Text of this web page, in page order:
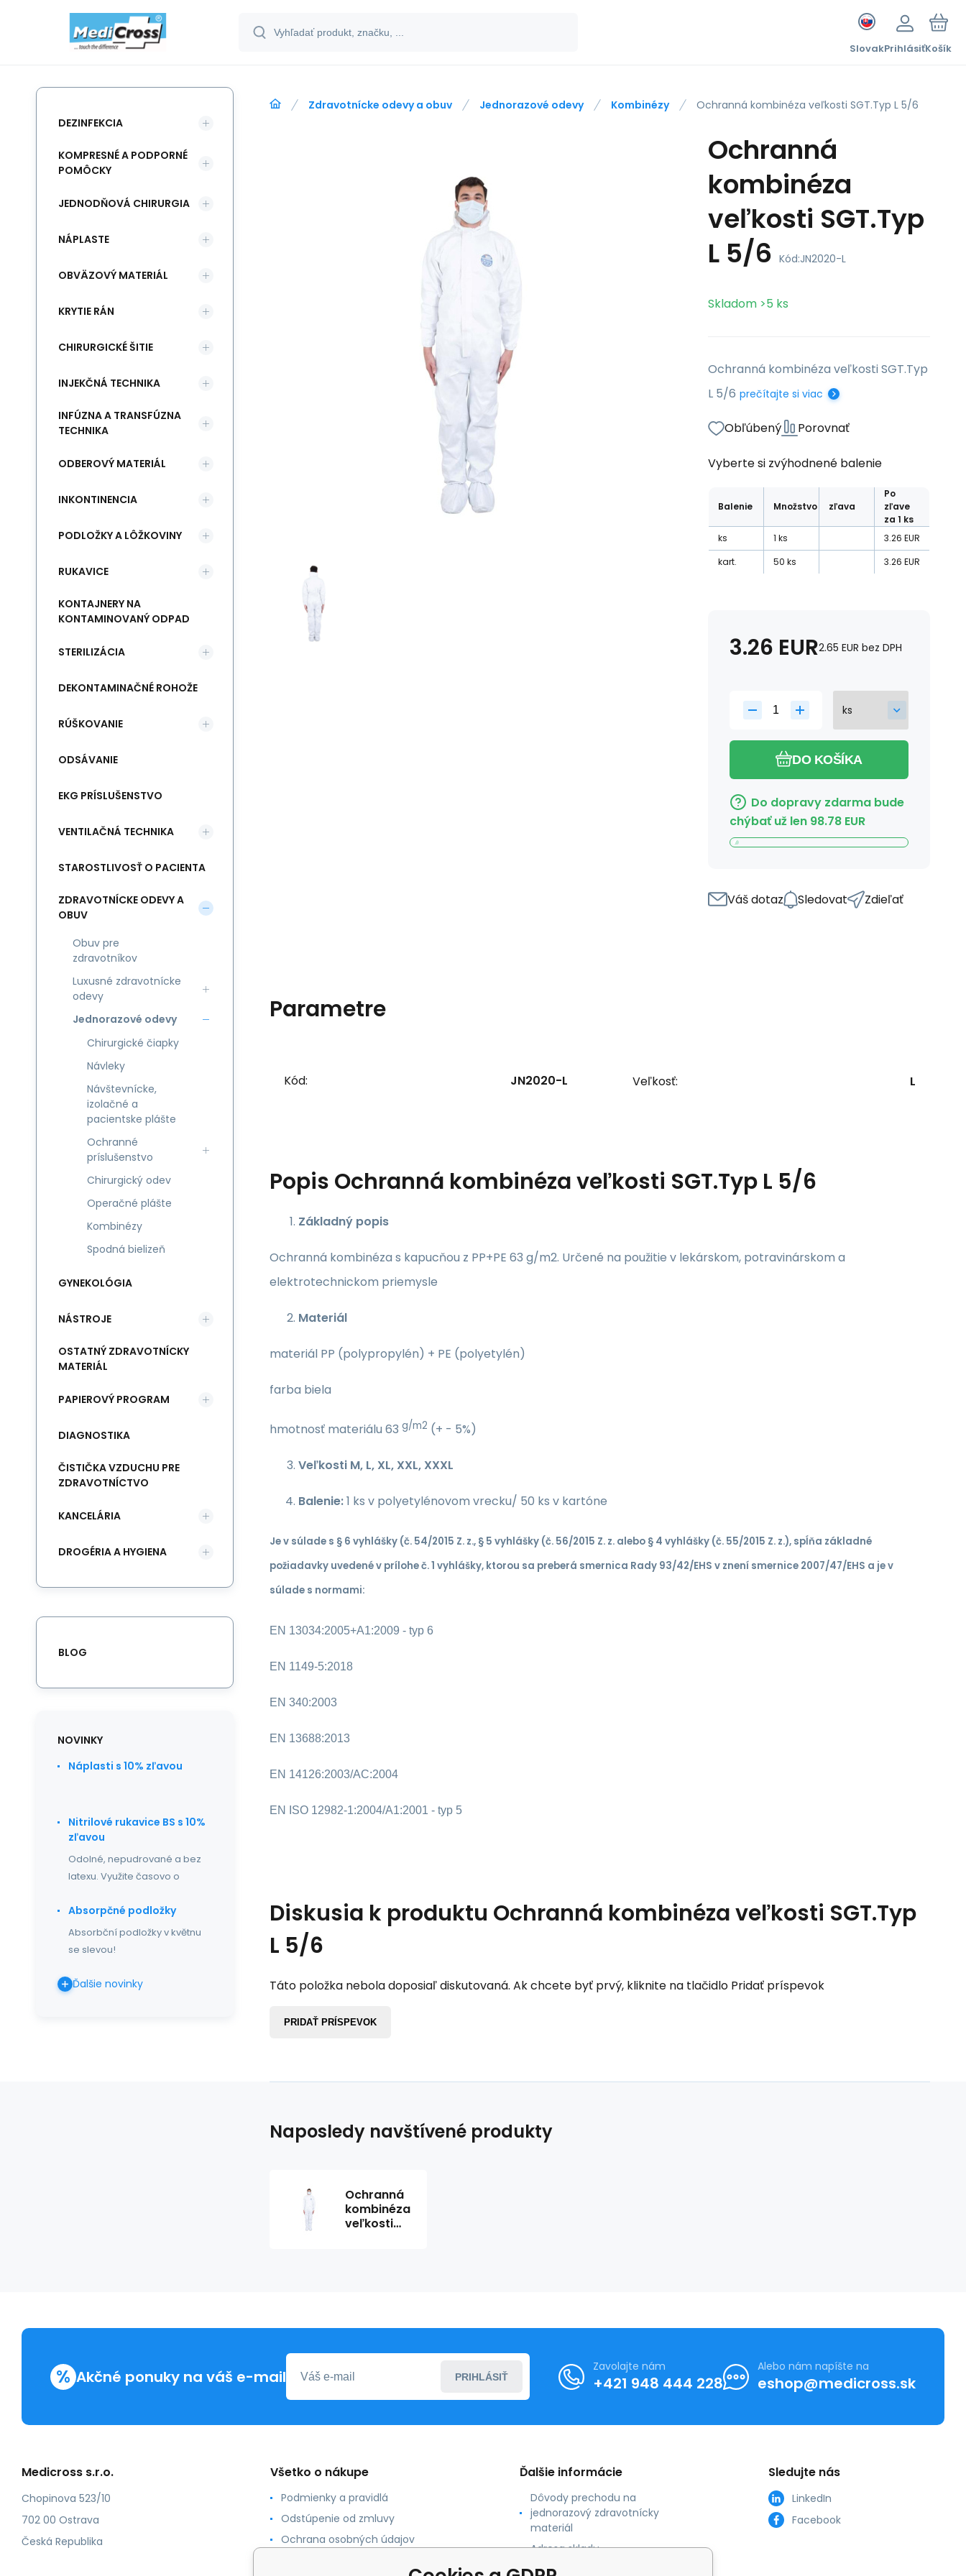
SlovakPrihlásiťKošík
Zdravotnícke odevy a obuv Jednorazové odevy Kombinézy Ochranná kombinéza veľkosti SGT.Typ L 5/6
Ochranná
kombinéza
veľkosti SGT.Typ
L 5/6 Kód:JN2020-L
Skladom >5 ks
Ochranná kombinéza veľkosti SGT.Typ
L 5/6 prečítajte si viac
Obľúbený Porovnať
Vyberte si zvýhodnené balenie
Balenie Množstvo zľava
Po
zľave
za 1 ks
ks
1 ks 3.26 EUR
kart.
50 ks 3.26 EUR
3.26 EUR2.65 EUR bez DPH
DO KOŠÍKA
Do dopravy zdarma bude
chýbať už len 98.78 EUR
Váš dotaz Sledovat Zdieľať
Parametre
Kód: JN2020-L Veľkosť: L
Popis Ochranná kombinéza veľkosti SGT.Typ L 5/6
Základný popis
Ochranná kombinéza s kapucňou z PP+PE 63 g/m2. Určené na použitie v lekárskom, potravinárskom a
elektrotechnickom priemysle
Materiál
materiál PP (polypropylén) + PE (polyetylén)
farba biela
hmotnosť materiálu 63 g/m2 (+ - 5%)
Veľkosti M, L, XL, XXL, XXXL
Balenie:1 ks v polyetylénovom vrecku/ 50 ks v kartóne
Je v súlade s § 6 vyhlášky (č. 54/2015 Z. z., § 5 vyhlášky (č. 56/2015 Z. z. alebo § 4 vyhlášky (č. 55/2015 Z. z.), spĺňa základné
požiadavky uvedené v prílohe č. 1 vyhlášky, ktorou sa preberá smernica Rady 93/42/EHS v znení smernice 2007/47/EHS a je v
súlade s normami:
EN 13034:2005+A1:2009 - typ 6
EN 1149-5:2018
EN 340:2003
EN 13688:2013
EN 14126:2003/AC:2004
EN ISO 12982-1:2004/A1:2001 - typ 5
Diskusia k produktu Ochranná kombinéza veľkosti SGT.Typ
L 5/6
Táto položka nebola doposiaľ diskutovaná. Ak chcete byť prvý, kliknite na tlačidlo Pridať príspevok
PRIDAŤ PRÍSPEVOK
DEZINFEKCIA
KOMPRESNÉ A PODPORNÉ
POMÔCKY
JEDNODŇOVÁ CHIRURGIA
NÁPLASTE
OBVÄZOVÝ MATERIÁL
KRYTIE RÁN
CHIRURGICKÉ ŠITIE
INJEKČNÁ TECHNIKA
INFÚZNA A TRANSFÚZNA
TECHNIKA
ODBEROVÝ MATERIÁL
INKONTINENCIA
PODLOŽKY A LÔŽKOVINY
RUKAVICE
KONTAJNERY NA
KONTAMINOVANÝ ODPAD
STERILIZÁCIA
DEKONTAMINAČNÉ ROHOŽE
RÚŠKOVANIE
ODSÁVANIE
EKG PRÍSLUŠENSTVO
VENTILAČNÁ TECHNIKA
STAROSTLIVOSŤ O PACIENTA
ZDRAVOTNÍCKE ODEVY A
OBUV
Obuv pre
zdravotníkov
Luxusné zdravotnícke
odevy
Jednorazové odevy
Chirurgické čiapky
Návleky
Návštevnícke,
izolačné a
pacientske plášte
Ochranné
príslušenstvo
Chirurgický odev
Operačné plášte
Kombinézy
Spodná bielizeň
GYNEKOLÓGIA
NÁSTROJE
OSTATNÝ ZDRAVOTNÍCKY
MATERIÁL
PAPIEROVÝ PROGRAM
DIAGNOSTIKA
ČISTIČKA VZDUCHU PRE
ZDRAVOTNÍCTVO
KANCELÁRIA
DROGÉRIA A HYGIENA
BLOG
NOVINKY
Náplasti s 10% zľavou
Nitrilové rukavice BS s 10%
zľavou
Odolné, nepudrované a bez
latexu. Využite časovo o
Absorpčné podložky
Absorbční podložky v květnu
se slevou!
Ďalšie novinky
Naposledy navštívené produkty
Ochranná
kombinéza
veľkosti
% Akčné ponuky na váš e-mail PRIHLÁSIŤ
Zavolajte nám
+421 948 444 228
Alebo nám napíšte na
eshop@medicross.sk
Medicross s.r.o.
Chopinova 523/10
702 00 Ostrava
Česká Republika
Všetko o nákupe
Podmienky a pravidlá
Odstúpenie od zmluvy
Ochrana osobných údajov
Ďalšie informácie
Dôvody prechodu na
jednorazový zdravotnícky
materiál
Adresa skladu
Sledujte nás
LinkedIn
Facebook